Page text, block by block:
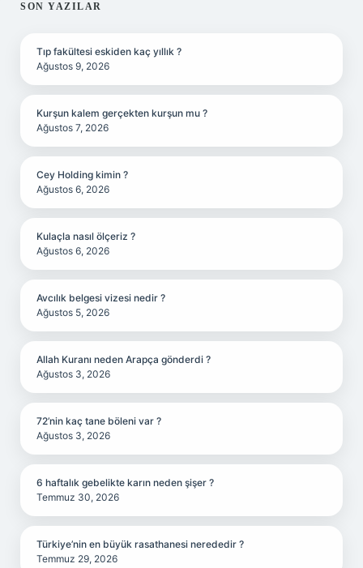
SIDEBAR
SON YAZILAR
Tıp fakültesi eskiden kaç yıllık ?
Ağustos 9, 2026
Kurşun kalem gerçekten kurşun mu ?
Ağustos 7, 2026
Cey Holding kimin ?
Ağustos 6, 2026
Kulaçla nasıl ölçeriz ?
Ağustos 6, 2026
Avcılık belgesi vizesi nedir ?
Ağustos 5, 2026
Allah Kuranı neden Arapça gönderdi ?
Ağustos 3, 2026
72’nin kaç tane böleni var ?
Ağustos 3, 2026
6 haftalık gebelikte karın neden şişer ?
Temmuz 30, 2026
Türkiye’nin en büyük rasathanesi nerededir ?
Temmuz 29, 2026